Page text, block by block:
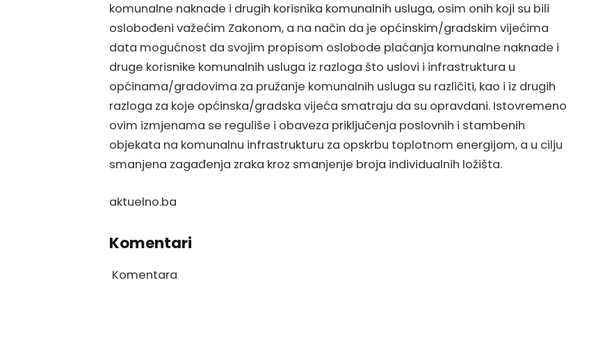
komunalne naknade i drugih korisnika komunalnih usluga, osim onih koji su bili
oslobođeni važećim Zakonom, a na način da je općinskim/gradskim vijećima
data mogućnost da svojim propisom oslobode plaćanja komunalne naknade i
druge korisnike komunalnih usluga iz razloga što uslovi i infrastruktura u
općinama/gradovima za pružanje komunalnih usluga su različiti, kao i iz drugih
razloga za koje općinska/gradska vijeća smatraju da su opravdani. Istovremeno
ovim izmjenama se reguliše i obaveza priključenja poslovnih i stambenih
objekata na komunalnu infrastrukturu za opskrbu toplotnom energijom, a u cilju
smanjena zagađenja zraka kroz smanjenje broja individualnih ložišta.
aktuelno.ba
Komentari
Komentara